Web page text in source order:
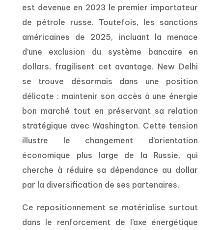
est devenue en 2023 le premier importateur
de pétrole russe. Toutefois, les sanctions
américaines de 2025, incluant la menace
d’une exclusion du système bancaire en
dollars, fragilisent cet avantage. New Delhi
se trouve désormais dans une position
délicate : maintenir son accès à une énergie
bon marché tout en préservant sa relation
stratégique avec Washington. Cette tension
illustre le changement d’orientation
économique plus large de la Russie, qui
cherche à réduire sa dépendance au dollar
par la diversification de ses partenaires.
Ce repositionnement se matérialise surtout
dans le renforcement de l’axe énergétique